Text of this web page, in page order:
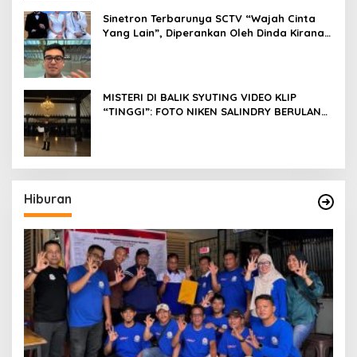
Sinetron Terbarunya SCTV “Wajah Cinta
Yang Lain”, Diperankan Oleh Dinda Kirana,
MISTERI DI BALIK SYUTING VIDEO KLIP
“TINGGI”: FOTO NIKEN SALINDRY BERULANG
Hiburan